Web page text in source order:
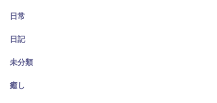
日常
日記
未分類
癒し